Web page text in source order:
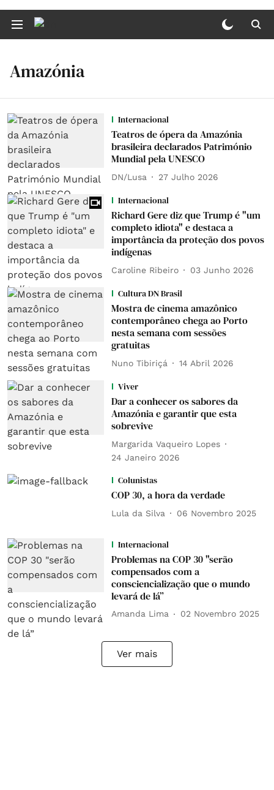
Amazónia
Internacional
Teatros de ópera da Amazónia
brasileira declarados Património
Mundial pela UNESCO
DN/Lusa 27 Julho 2026
Internacional
Richard Gere diz que Trump é "um
completo idiota" e destaca a
importância da proteção dos povos
indígenas
Caroline Ribeiro 03 Junho 2026
Cultura DN Brasil
Mostra de cinema amazônico
contemporâneo chega ao Porto
nesta semana com sessões
gratuitas
Nuno Tibiriçá 14 Abril 2026
Viver
Dar a conhecer os sabores da
Amazónia e garantir que esta
sobrevive
Margarida Vaqueiro Lopes
24 Janeiro 2026
Colunistas
COP 30, a hora da verdade
Lula da Silva 06 Novembro 2025
Internacional
Problemas na COP 30 "serão
compensados com a
consciencialização que o mundo
levará de lá”
Amanda Lima 02 Novembro 2025
Ver mais